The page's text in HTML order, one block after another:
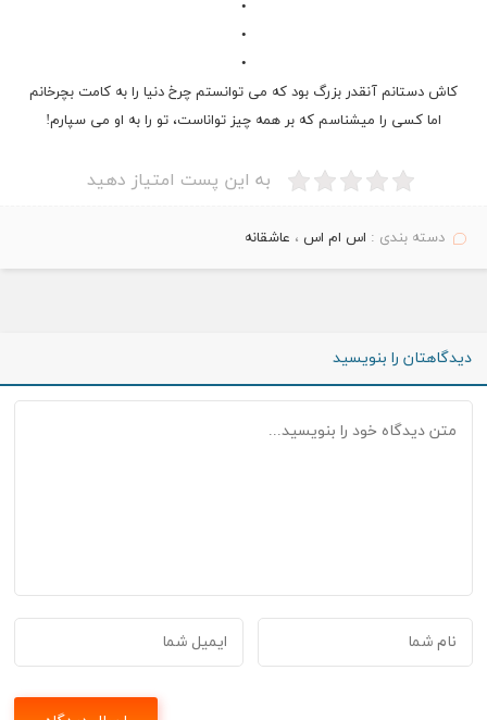
•
•
•
کاش دستانم آنقدر بزرگ بود که می توانستم چرخ دنیا را به کامت بچرخانم
اما کسی را میشناسم که بر همه چیز تواناست، تو را به او می سپارم!
به این پست امتیاز دهید
دسته بندی : اس ام اس ، عاشقانه
دیدگاهتان را بنویسید